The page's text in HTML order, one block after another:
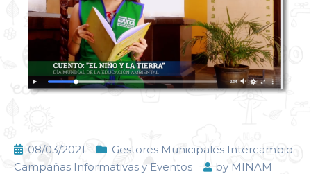
08/03/2021
Gestores Municipales Intercambio
Campañas Informativas y Eventos
by MINAM